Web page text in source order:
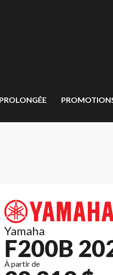
Yamaha
F200B
À partir de